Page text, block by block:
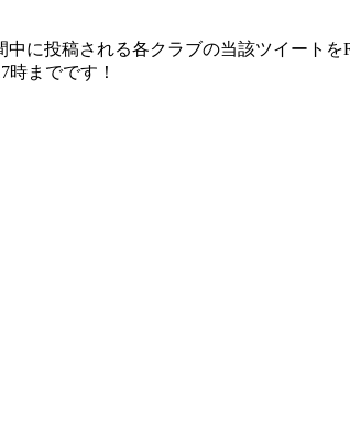
に投稿される各クラブの当該ツイートを
までです！